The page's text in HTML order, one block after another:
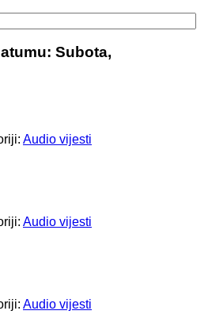
Subota,
Audio vijesti
Audio vijesti
Audio vijesti